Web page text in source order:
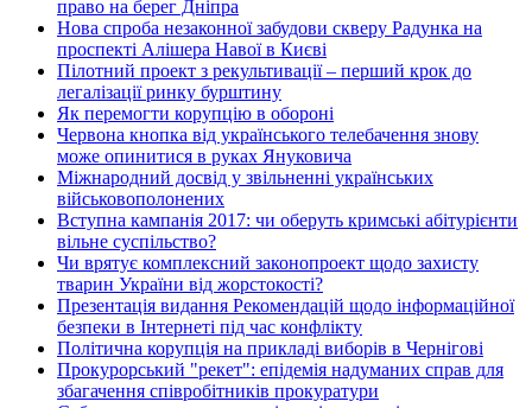
право на берег Дніпра
Нова спроба незаконної забудови скверу Радунка на
проспекті Алішера Навої в Києві
Пілотний проект з рекультивації – перший крок до
легалізації ринку бурштину
Як перемогти корупцію в обороні
Червона кнопка від українського телебачення знову
може опинитися в руках Януковича
Міжнародний досвід у звільненні українських
військовополонених
Вступна кампанія 2017: чи оберуть кримські абітурієнти
вільне суспільство?
Чи врятує комплексний законопроект щодо захисту
тварин України від жорстокості?
Презентація видання Рекомендацій щодо інформаційної
безпеки в Інтернеті під час конфлікту
Політична корупція на прикладі виборів в Чернігові
Прокурорський "рекет": епідемія надуманих справ для
збагачення співробітників прокуратури